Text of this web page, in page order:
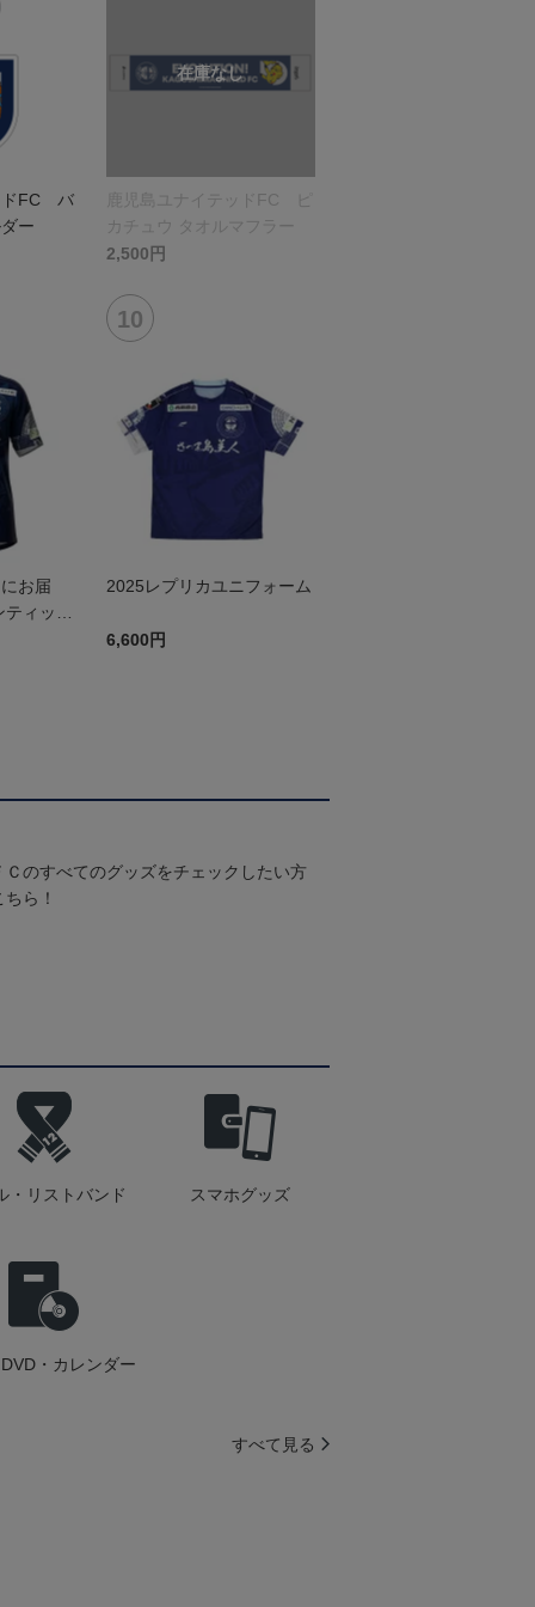
ドFC バ
ー
鹿児島ユナイテッドFC ピ
カチュウ タオルマフラー
2,500円
お届
ィック
2025レプリカユニフォーム
6,600円
のすべてのグッズをチェックしたい方
ら！
・リストバンド スマホグッズ
・カレンダー
すべて見る